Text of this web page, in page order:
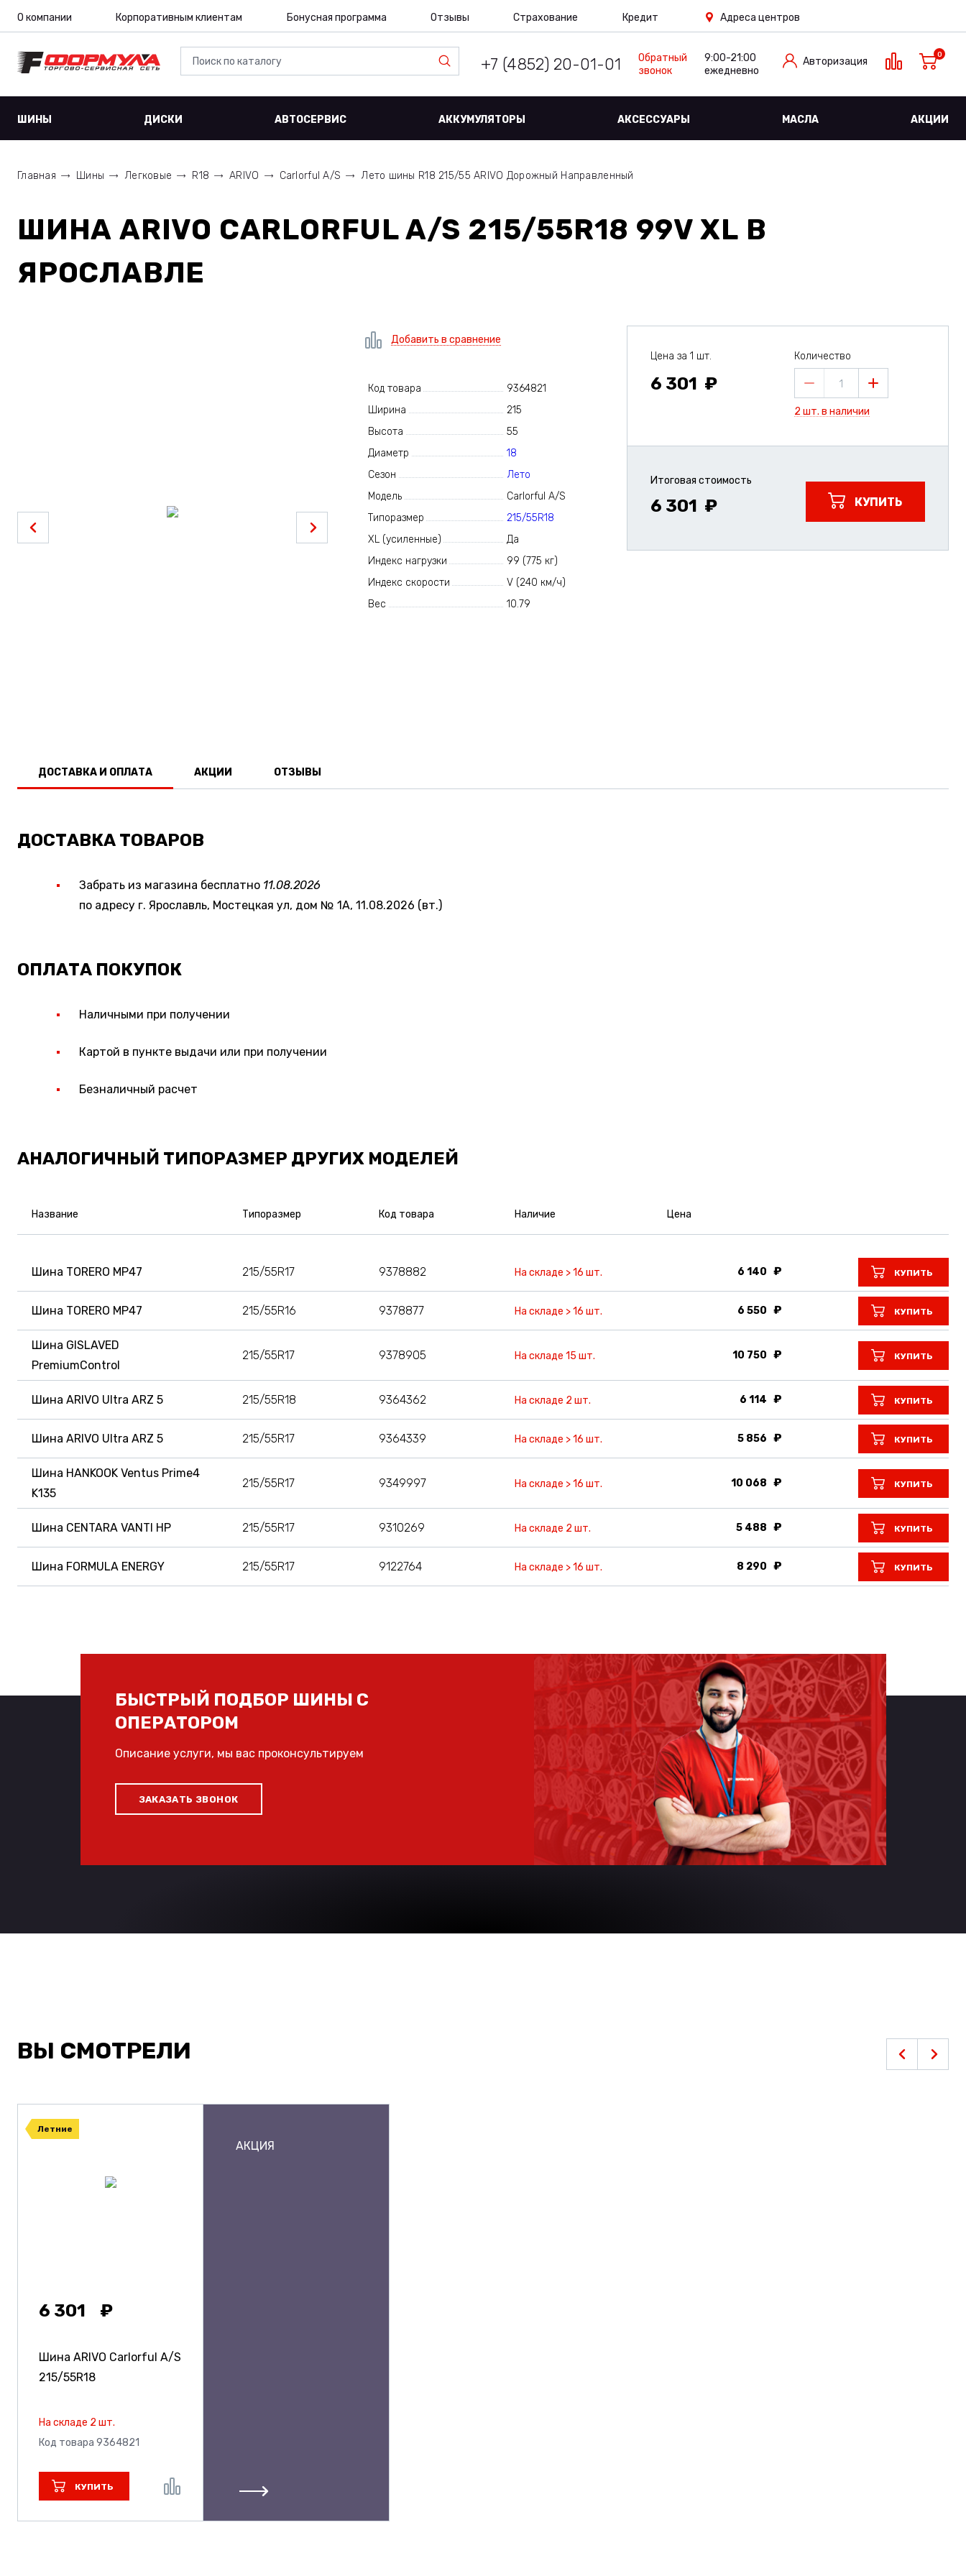
О компании Корпоративным клиентам Бонусная программа Отзывы Страхование Кредит Адреса центров
+7 (4852) 20-01-01
Обратный
звонок
9:00-21:00
ежедневно
Авторизация
0
ШИНЫ ДИСКИ АВТОСЕРВИС АККУМУЛЯТОРЫ АКСЕССУАРЫ МАСЛА АКЦИИ
Главная Шины Легковые R18 ARIVO Carlorful A/S Лето шины R18 215/55 ARIVO Дорожный Направленный
ШИНА ARIVO CARLORFUL A/S 215/55R18 99V XL В
ЯРОСЛАВЛЕ
Добавить в сравнение
Код товара
9364821
Ширина
215
Высота
55
Диаметр
18
Сезон
Лето
Модель
Carlorful A/S
Типоразмер
215/55R18
XL (усиленные)
Да
Индекс нагрузки
99 (775 кг)
Индекс скорости
V (240 км/ч)
Вес
10.79
Цена за 1 шт.
6 301
Количество
1
2 шт. в наличии
Итоговая стоимость
6 301 КУПИТЬ
ДОСТАВКА И ОПЛАТА АКЦИИ ОТЗЫВЫ
ДОСТАВКА ТОВАРОВ
Забрать из магазина бесплатно 11.08.2026
по адресу г. Ярославль, Мостецкая ул, дом № 1А, 11.08.2026 (вт.)
ОПЛАТА ПОКУПОК
Наличными при получении
Картой в пункте выдачи или при получении
Безналичный расчет
АНАЛОГИЧНЫЙ ТИПОРАЗМЕР ДРУГИХ МОДЕЛЕЙ
Название Типоразмер Код товара Наличие Цена
Шина TORERO MP47 215/55R17 9378882 На складе > 16 шт. 6 140 КУПИТЬ
Шина TORERO MP47 215/55R16 9378877 На складе > 16 шт. 6 550 КУПИТЬ
Шина GISLAVED
PremiumControl
215/55R17 9378905 На складе 15 шт. 10 750 КУПИТЬ
Шина ARIVO Ultra ARZ 5 215/55R18 9364362 На складе 2 шт. 6 114 КУПИТЬ
Шина ARIVO Ultra ARZ 5 215/55R17 9364339 На складе > 16 шт. 5 856 КУПИТЬ
Шина HANKOOK Ventus Prime4
K135
215/55R17 9349997 На складе > 16 шт. 10 068 КУПИТЬ
Шина CENTARA VANTI HP 215/55R17 9310269 На складе 2 шт. 5 488 КУПИТЬ
Шина FORMULA ENERGY 215/55R17 9122764 На складе > 16 шт. 8 290 КУПИТЬ
БЫСТРЫЙ ПОДБОР ШИНЫ С
ОПЕРАТОРОМ
Описание услуги, мы вас проконсультируем
ЗАКАЗАТЬ ЗВОНОК
ВЫ СМОТРЕЛИ
Летние
6 301
Шина ARIVO Carlorful A/S
215/55R18
На складе 2 шт.
Код товара 9364821
КУПИТЬ
АКЦИЯ